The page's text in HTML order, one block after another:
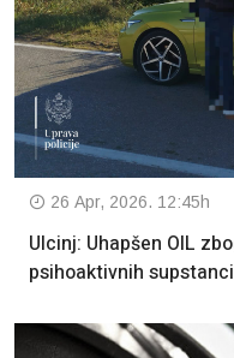
26 Apr, 2026. 12:45h
Ulcinj: Uhapšen OIL
psihoaktivnih supstanci